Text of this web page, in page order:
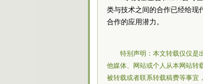
类与技术之间的合作已经给现
合作的应用潜力。
特别声明：本文转载仅仅是
他媒体、网站或个人从本网站转
被转载或者联系转载稿费等事宜